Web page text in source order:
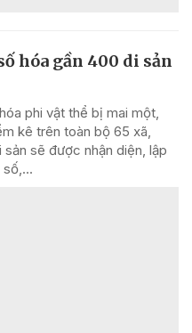
hóa gần 400 di sản
phi vật thể bị mai một,
kê trên toàn bộ 65 xã,
sẽ được nhận diện, lập